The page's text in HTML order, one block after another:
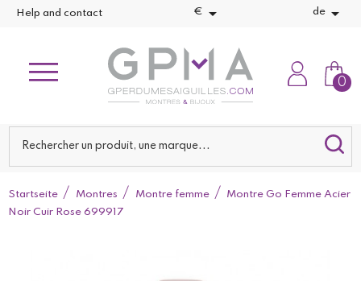
Help and contact €  de 
0
Startseite Montres Montre femme
Montre Go Femme Acier
Noir Cuir Rose 699917